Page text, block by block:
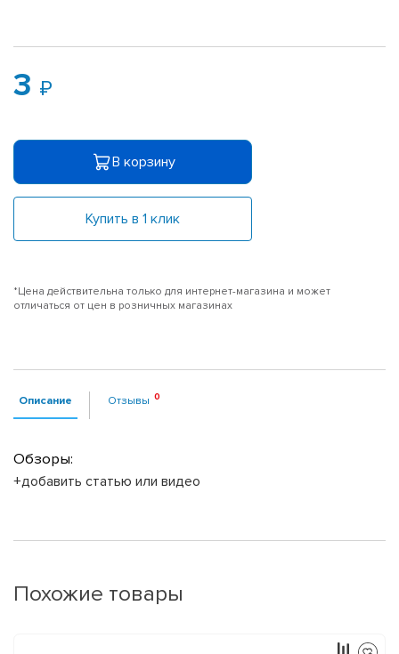
3
В корзину
Купить в 1 клик
*Цена действительна только для интернет-магазина и может
отличаться от цен в розничных магазинах
Описание Отзывы
Обзоры:
+добавить статью или видео
Похожие товары